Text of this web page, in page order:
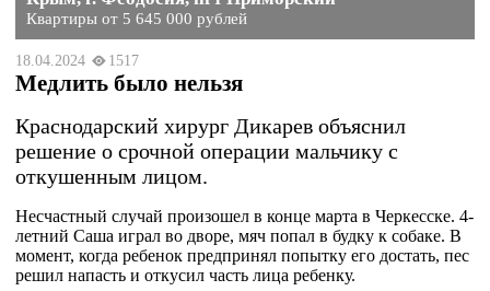
Квартиры от 5 645 000 рублей
18.04.2024 1517
Медлить было нельзя
Краснодарский хирург Дикарев объяснил
решение о срочной операции мальчику с
откушенным лицом.
Несчастный случай произошел в конце марта в Черкесске. 4-
летний Саша играл во дворе, мяч попал в будку к собаке. В
момент, когда ребенок предпринял попытку его достать, пес
решил напасть и откусил часть лица ребенку.